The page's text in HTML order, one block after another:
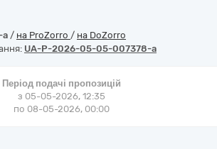
a/ на ProZorro / на DoZorro
UA-P-2026-05-05-007378-a
Період подачі пропозицій
з 05-05-2026, 12:35
по 08-05-2026, 00:00